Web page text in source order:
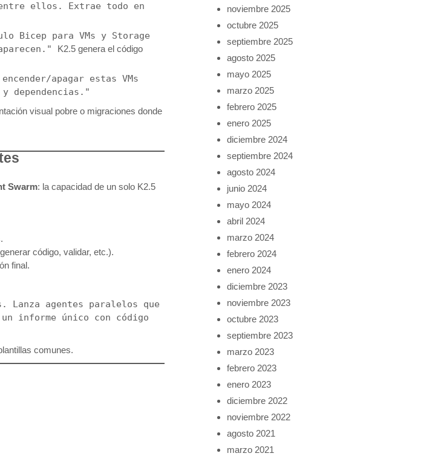
ellos. Extrae todo en
Bicep para VMs y Storage
K2.5 genera el código
apagar estas VMs
dependencias."
visual pobre o migraciones donde
Swarm: la capacidad de un solo K2.5
código, validar, etc.).
final.
Lanza agentes paralelos que
informe único con código
comunes.
noviembre 2025
octubre 2025
septiembre 2025
agosto 2025
mayo 2025
marzo 2025
febrero 2025
enero 2025
diciembre 2024
septiembre 2024
agosto 2024
junio 2024
mayo 2024
abril 2024
marzo 2024
febrero 2024
enero 2024
diciembre 2023
noviembre 2023
octubre 2023
septiembre 2023
marzo 2023
febrero 2023
enero 2023
diciembre 2022
noviembre 2022
agosto 2021
marzo 2021